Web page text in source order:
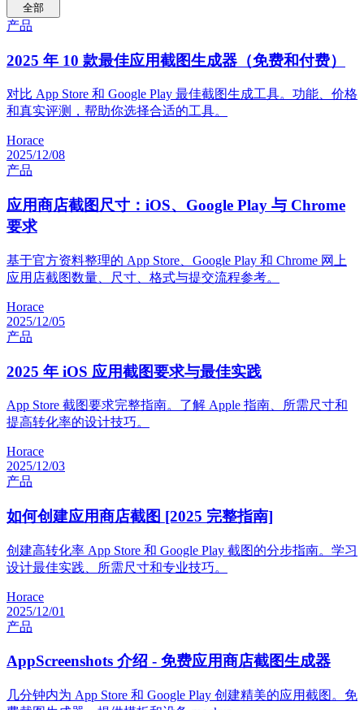
全部
产品
2025 年 10 款最佳应用截图生成器（免费和付费）
对比 App Store 和 Google Play 最佳截图生成工具。功能、价格
和真实评测，帮助你选择合适的工具。
Horace
2025/12/08
产品
应用商店截图尺寸：iOS、Google Play 与 Chrome
要求
基于官方资料整理的 App Store、Google Play 和 Chrome 网上
应用店截图数量、尺寸、格式与提交流程参考。
Horace
2025/12/05
产品
2025 年 iOS 应用截图要求与最佳实践
App Store 截图要求完整指南。了解 Apple 指南、所需尺寸和
提高转化率的设计技巧。
Horace
2025/12/03
产品
如何创建应用商店截图 [2025 完整指南]
创建高转化率 App Store 和 Google Play 截图的分步指南。学习
设计最佳实践、所需尺寸和专业技巧。
Horace
2025/12/01
产品
AppScreenshots 介绍 - 免费应用商店截图生成器
几分钟内为 App Store 和 Google Play 创建精美的应用截图。免